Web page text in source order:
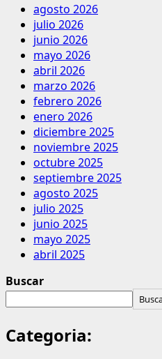
agosto 2026
julio 2026
junio 2026
mayo 2026
abril 2026
marzo 2026
febrero 2026
enero 2026
diciembre 2025
noviembre 2025
octubre 2025
septiembre 2025
agosto 2025
julio 2025
junio 2025
mayo 2025
abril 2025
Buscar
Categoria: